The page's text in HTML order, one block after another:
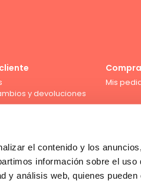
el contenido y los
información sobre el uso
y análisis web, quienes
y devoluciones
Mis
de crédito